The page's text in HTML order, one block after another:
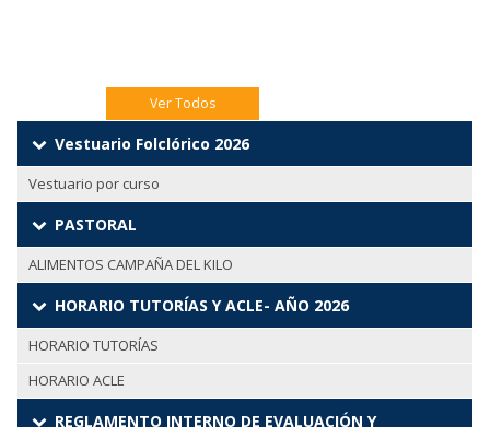
Ver Todos
Vestuario Folclórico 2026
Vestuario por curso
PASTORAL
ALIMENTOS CAMPAÑA DEL KILO
HORARIO TUTORÍAS Y ACLE- AÑO 2026
HORARIO TUTORÍAS
HORARIO ACLE
REGLAMENTO INTERNO DE EVALUACIÓN Y